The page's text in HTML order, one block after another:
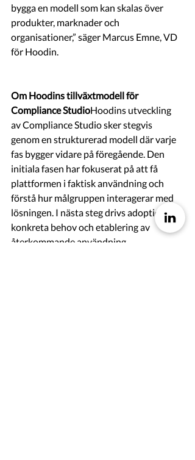
bygga en modell som kan skalas över
produkter, marknader och
organisationer,” säger Marcus Emne, VD
för Hoodin.
Om Hoodins tillväxtmodell för
Compliance StudioHoodins utveckling
av Compliance Studio sker stegvis
genom en strukturerad modell där varje
fas bygger vidare på föregående. Den
initiala fasen har fokuserat på att få
plattformen i faktisk användning och
förstå hur målgruppen interagerar med
lösningen. I nästa steg drivs adoption av
konkreta behov och etablering av
återkommande användning.